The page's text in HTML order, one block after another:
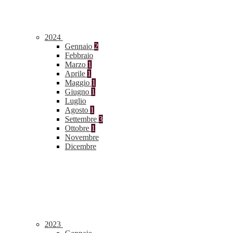
2024
Gennaio 2
Febbraio
Marzo 1
Aprile 1
Maggio 1
Giugno 1
Luglio
Agosto 1
Settembre 3
Ottobre 1
Novembre
Dicembre
2023